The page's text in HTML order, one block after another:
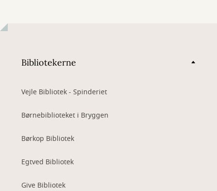
Bibliotekerne
Vejle Bibliotek - Spinderiet
Børnebiblioteket i Bryggen
Børkop Bibliotek
Egtved Bibliotek
Give Bibliotek